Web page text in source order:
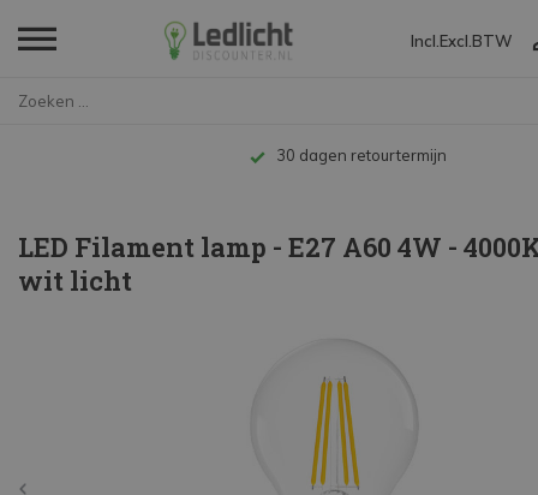
Incl. Excl. BTW
Tot 10 jaar garantie
LED Filament lamp - E27 A60 4W -
wit licht